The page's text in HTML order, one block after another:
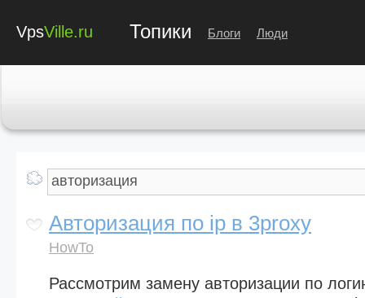
VpsVille.ru Топики Блоги Люди
Авторизация по ip в 3proxy
HowTo
Рассмотрим замену авторизации по